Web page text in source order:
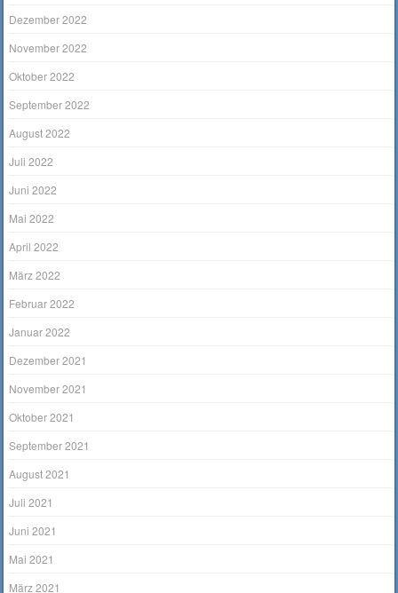
Dezember 2022
November 2022
Oktober 2022
September 2022
August 2022
Juli 2022
Juni 2022
Mai 2022
April 2022
März 2022
Februar 2022
Januar 2022
Dezember 2021
November 2021
Oktober 2021
September 2021
August 2021
Juli 2021
Juni 2021
Mai 2021
März 2021